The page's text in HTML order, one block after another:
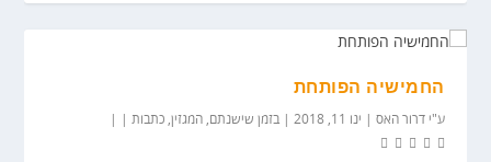
החמישיה הפותחת
ע"ידרור האס ינו 11, 2018 |בזמן שישנתם,המגזין,כתבות